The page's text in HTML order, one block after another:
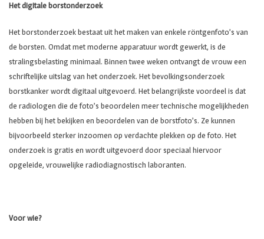
Het digitale borstonderzoek
Het borstonderzoek bestaat uit het maken van enkele röntgenfoto’s van
de borsten. Omdat met moderne apparatuur wordt gewerkt, is de
stralingsbelasting minimaal. Binnen twee weken ontvangt de vrouw een
schriftelijke uitslag van het onderzoek. Het bevolkingsonderzoek
borstkanker wordt digitaal uitgevoerd. Het belangrijkste voordeel is dat
de radiologen die de foto’s beoordelen meer technische mogelijkheden
hebben bij het bekijken en beoordelen van de borstfoto’s. Ze kunnen
bijvoorbeeld sterker inzoomen op verdachte plekken op de foto. Het
onderzoek is gratis en wordt uitgevoerd door speciaal hiervoor
opgeleide, vrouwelijke radiodiagnostisch laboranten.
Voor wie?